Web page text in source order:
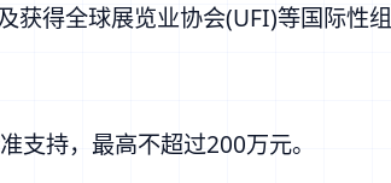
获得全球展览业协会(UFI)等国际性组
支持，最高不超过200万元。